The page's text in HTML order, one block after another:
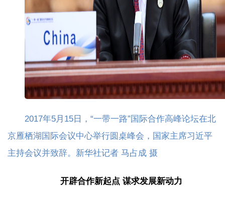
2017年5月15日，“一带一路”国际合作高峰论坛在北
京雁栖湖国际会议中心举行圆桌峰会，国家主席习近平
主持会议并致辞。新华社记者 马占成 摄
开辟合作新起点 谋求发展新动力